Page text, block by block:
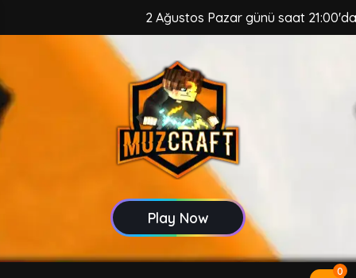
2 Ağustos Pazar günü saat
Play Now
0